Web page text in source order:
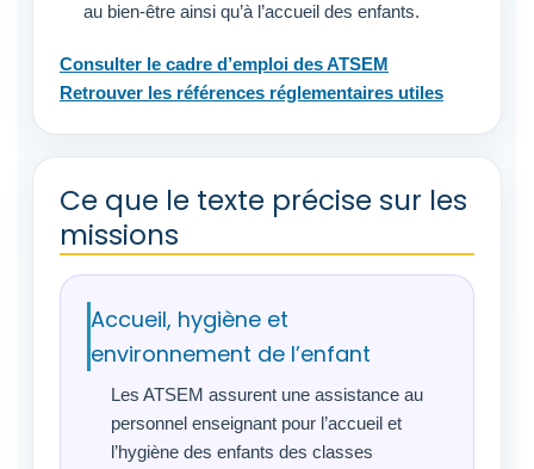
au bien-être ainsi qu’à l’accueil des enfants.
Consulter le cadre d’emploi des ATSEM
Retrouver les références réglementaires utiles
Ce que le texte précise sur les
missions
Accueil, hygiène et
environnement de l’enfant
Les ATSEM assurent une assistance au
personnel enseignant pour l’accueil et
l’hygiène des enfants des classes